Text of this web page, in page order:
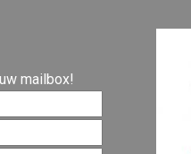
mailbox!